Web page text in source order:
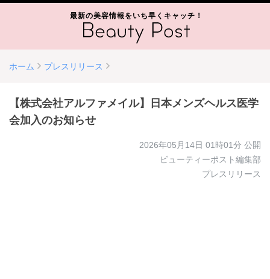
最新の美容情報をいち早くキャッチ！
ホーム プレスリリース
【株式会社アルファメイル】日本メンズヘルス医学
会加入のお知らせ
2026年05月14日 01時01分 公開
ビューティーポスト編集部
プレスリリース